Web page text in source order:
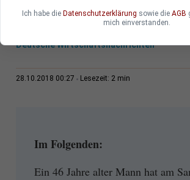
Deutsche Wirtschaftsnachrichten
28.10.2018 00:27 Lesezeit: 2 min
Im Folgenden:
Ein 46 Jahre alter Mann hat am
Ich habe die Datenschutzerklärung sowie die AGB
mich einverstanden.